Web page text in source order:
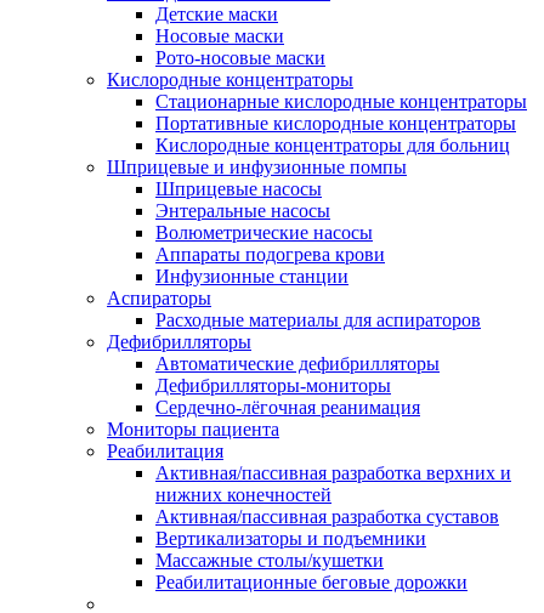
Детские маски
Носовые маски
Рото-носовые маски
Кислородные концентраторы
Стационарные кислородные концентраторы
Портативные кислородные концентраторы
Кислородные концентраторы для больниц
Шприцевые и инфузионные помпы
Шприцевые насосы
Энтеральные насосы
Волюметрические насосы
Аппараты подогрева крови
Инфузионные станции
Аспираторы
Расходные материалы для аспираторов
Дефибрилляторы
Автоматические дефибрилляторы
Дефибрилляторы-мониторы
Сердечно-лёгочная реанимация
Мониторы пациента
Реабилитация
Активная/пассивная разработка верхних и
нижних конечностей
Активная/пассивная разработка суставов
Вертикализаторы и подъемники
Массажные столы/кушетки
Реабилитационные беговые дорожки